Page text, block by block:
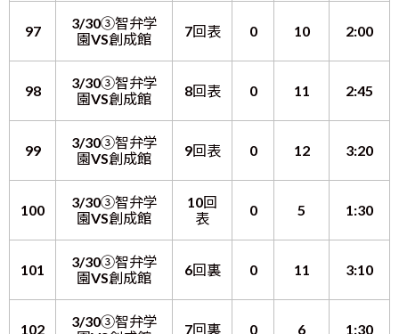
97
3/30③智弁学
園VS創成館
7回表 0 10 2:00
98
3/30③智弁学
園VS創成館
8回表 0 11 2:45
99
3/30③智弁学
園VS創成館
9回表 0 12 3:20
100
3/30③智弁学
園VS創成館
10回
表
0 5 1:30
101
3/30③智弁学
園VS創成館
6回裏 0 11 3:10
102
3/30③智弁学
7回裏 0 6 1:30